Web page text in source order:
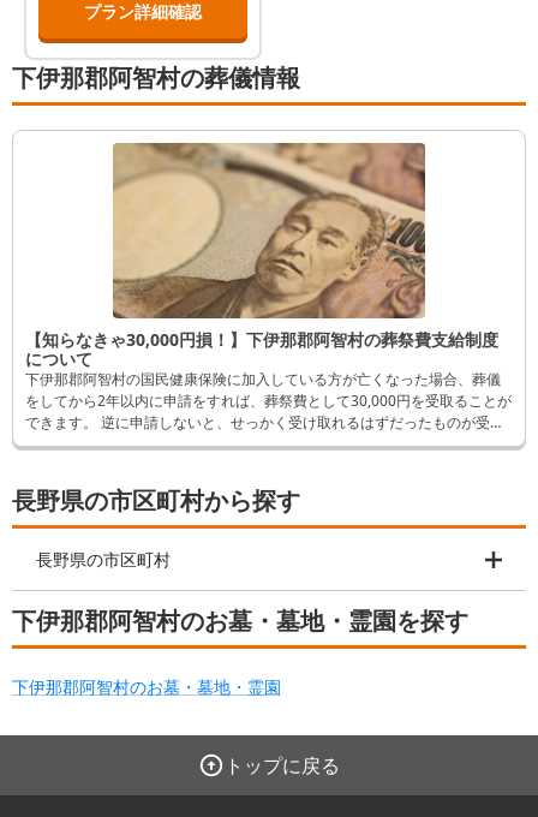
たい。 遺族様の手で棺のお顔
の周りに花で飾りたい 好きな
服を着させたいなど、遺族様
中心の葬儀になります。 こち
らのプランは故人様の住所が
松本市・安曇野市限定になり
プラン詳細確認
下伊那郡阿智村の葬儀情報
【知らなきゃ30,000円損！】下伊那郡阿智村の葬祭費支給制度
について
下伊那郡阿智村の国民健康保険に加入している方が亡くなった場合、葬儀
をしてから2年以内に申請をすれば、葬祭費として30,000円を受取ることが
できます。 逆に申請しないと、せっかく受け取れるはずだったものが受取
れなくなってしまいます。 そんなことにならないよう、この記事では申請
長野県の市区町村から探す
長野県の市区町村
下伊那郡阿智村のお墓・墓地・霊園を探す
下伊那郡阿智村のお墓・墓地・霊園
トップに戻る